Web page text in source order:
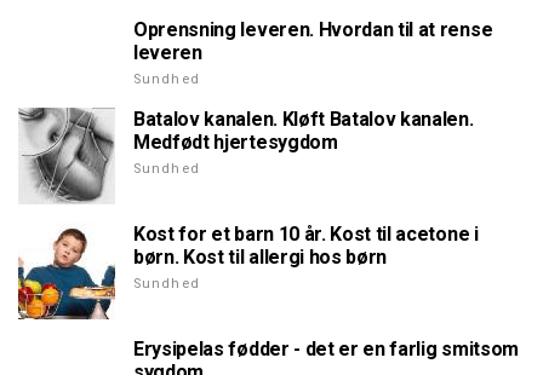
Oprensning leveren. Hvordan til at rense
leveren
Sundhed
Batalov kanalen. Kløft Batalov kanalen.
Medfødt hjertesygdom
Sundhed
Kost for et barn 10 år. Kost til acetone i
børn. Kost til allergi hos børn
Sundhed
Erysipelas fødder - det er en farlig smitsom